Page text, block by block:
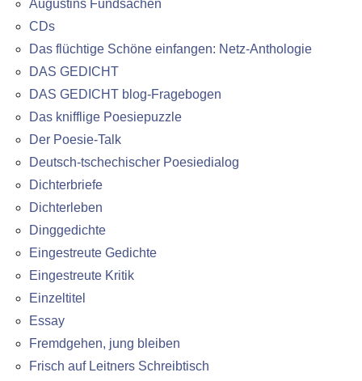
Augustins Fundsachen
CDs
Das flüchtige Schöne einfangen: Netz-Anthologie
DAS GEDICHT
DAS GEDICHT blog-Fragebogen
Das knifflige Poesiepuzzle
Der Poesie-Talk
Deutsch-tschechischer Poesiedialog
Dichterbriefe
Dichterleben
Dinggedichte
Eingestreute Gedichte
Eingestreute Kritik
Einzeltitel
Essay
Fremdgehen, jung bleiben
Frisch auf Leitners Schreibtisch